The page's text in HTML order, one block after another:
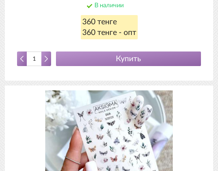
В наличии
360 тенге
360 тенге - опт
Купить